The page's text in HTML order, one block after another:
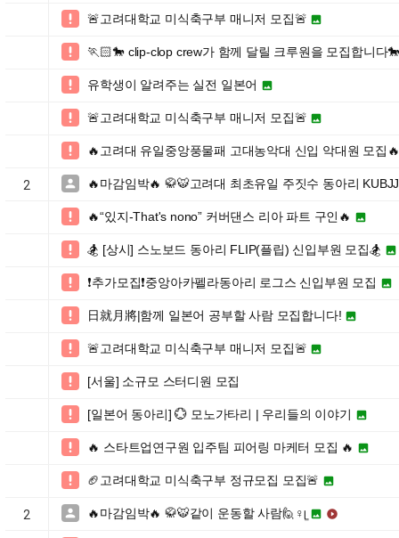
 🚨고려대학교 미식축구부 매니저 모집🚨 
 🏃🏻🐎 clip-clop crew가 함께 달릴 크루원을 모집합니
 유학생이 알려주는 실전 일본어 
 🚨고려대학교 미식축구부 매니저 모집🚨 
 🔥고려대 유일중앙풍물패 고대농악대 신입 악대원 모집🔥
2  🔥마감임박🔥 🥋🐯고려대 최초유일 주짓수 동아리
 🔥“있지-That's nono” 커버댄스 리아 파트 구인🔥 
 🏂 [상시] 스노보드 동아리 FLIP(플립) 신입부원 모집🏂 
 ❗️추가모집❗️중앙아카펠라동아리 로그스 신입부원 모집 
 日就月將|함께 일본어 공부할 사람 모집합니다! 
 🚨고려대학교 미식축구부 매니저 모집🚨 
 [서울] 소규모 스터디원 모집
 [일본어 동아리] 💮 모노가타리 | 우리들의 이야기 
 🔥 스타트업연구원 입주팀 피어링 마케터 모집 🔥 
 🏈고려대학교 미식축구부 정규모집 모집🚨 
2  🔥마감임박🔥 🥋🐯같이 운동할 사람🙋♀ᥧ  